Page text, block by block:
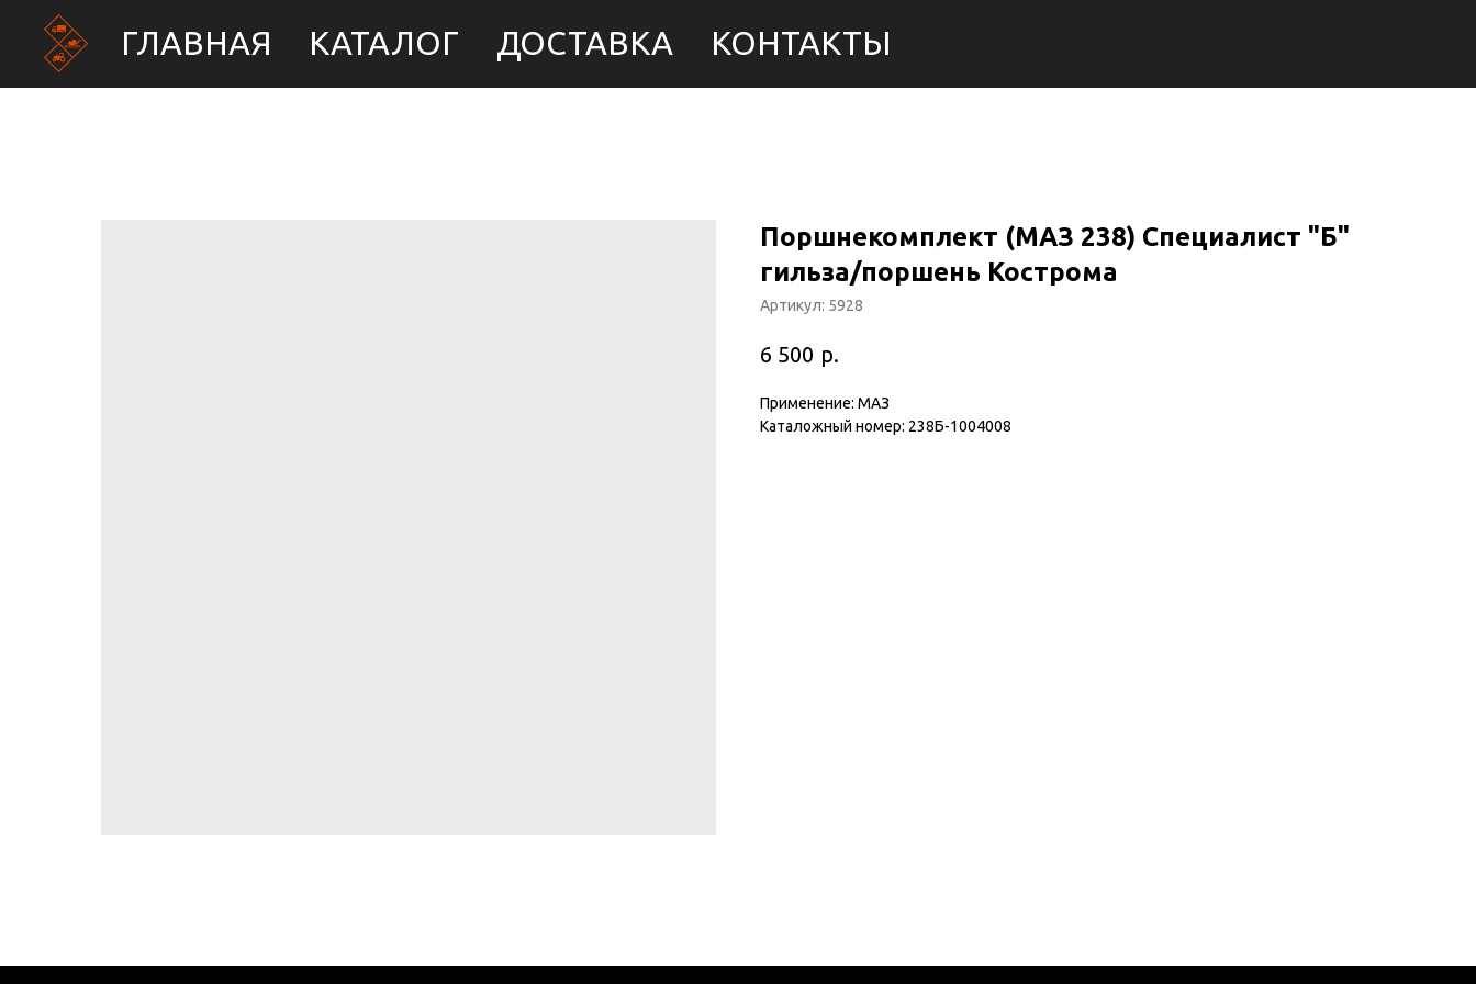
ГЛАВНАЯ КАТАЛОГ ДОСТАВКА КОНТАКТЫ
Поршнекомплект (МАЗ 238) Специалист "Б"
гильза/поршень Кострома
Артикул: 5928
6 500 р.
Применение: МАЗ
Каталожный номер: 238Б-1004008